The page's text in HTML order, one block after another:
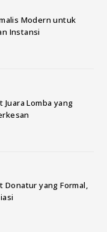
Modern untuk
Instansi
Juara Lomba yang
Donatur yang Formal,